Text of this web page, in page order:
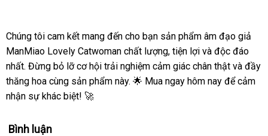
Chúng tôi cam kết mang đến cho bạn sản phẩm âm đạo giả
ManMiao Lovely Catwoman chất lượng, tiện lợi và độc đáo
nhất. Đừng bỏ lỡ cơ hội trải nghiệm cảm giác chân thật và đầy
thăng hoa cùng sản phẩm này. 🌟 Mua ngay hôm nay để cảm
nhận sự khác biệt! 🚀
Bình luận